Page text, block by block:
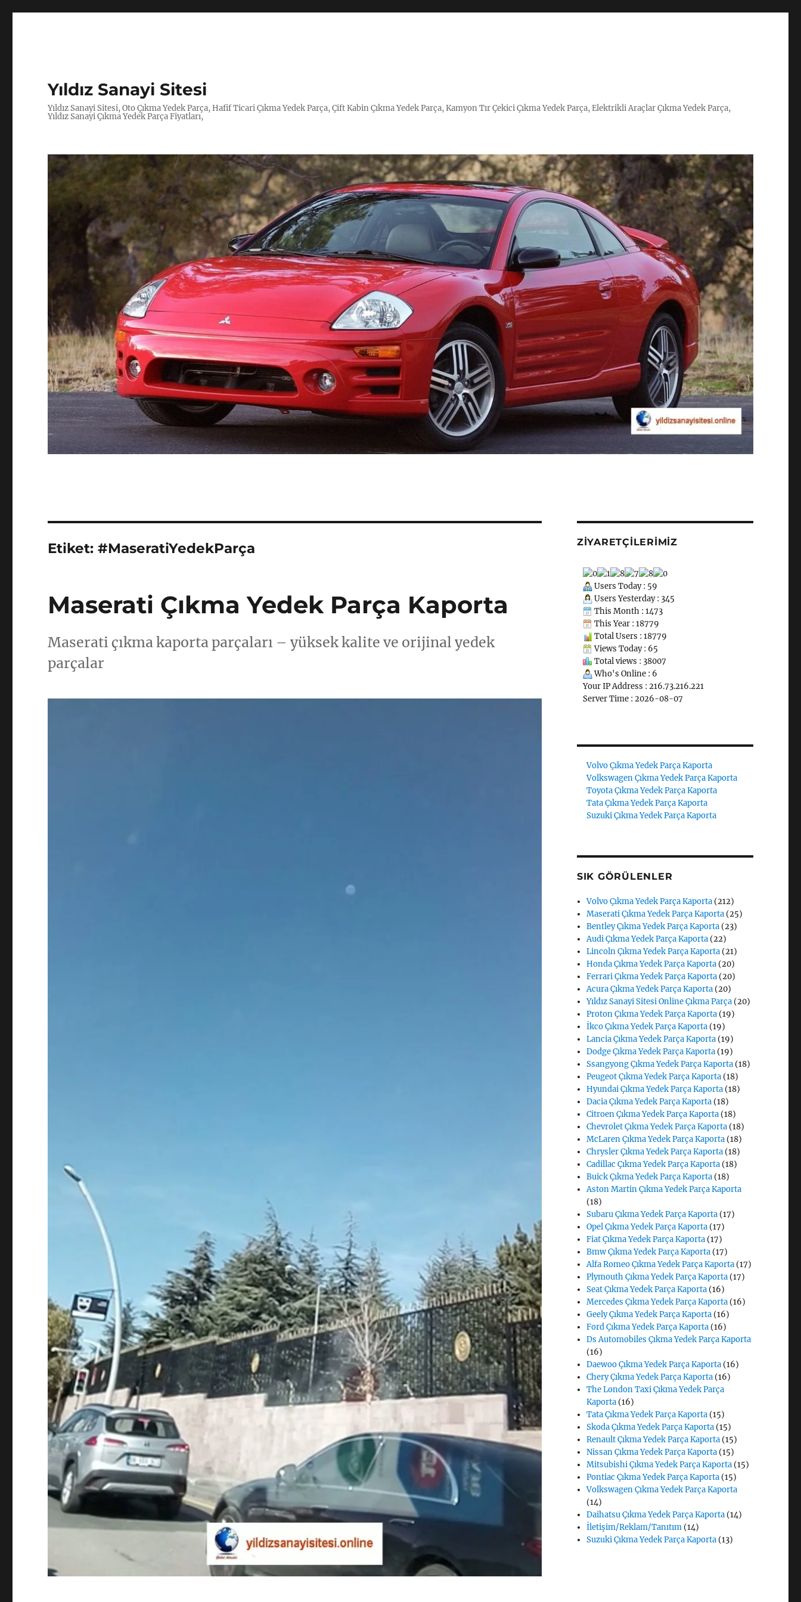
Yıldız Sanayi Sitesi
Yıldız Sanayi Sitesi, Oto Çıkma Yedek Parça, Hafif Ticari Çıkma Yedek Parça, Çift Kabin Çıkma Yedek Parça, Kamyon Tır Çekici Çıkma Yedek Parça, Elektrikli Araçlar Çıkma Yedek Parça,
Yıldız Sanayi Çıkma Yedek Parça Fiyatları,
Etiket:#MaseratiYedekParça
Maserati Çıkma Yedek Parça Kaporta
Maserati çıkma kaporta parçaları – yüksek kalite ve orijinal yedek
parçalar
ZIYARETÇILERIMIZ
Users Today : 59
Users Yesterday : 345
This Month : 1473
This Year : 18779
Total Users : 18779
Views Today : 65
Total views : 38007
Who's Online : 6
Your IP Address : 216.73.216.221
Server Time : 2026-08-07
Volvo Çıkma Yedek Parça Kaporta
Volkswagen Çıkma Yedek Parça Kaporta
Toyota Çıkma Yedek Parça Kaporta
Tata Çıkma Yedek Parça Kaporta
Suzuki Çıkma Yedek Parça Kaporta
SIK GÖRÜLENLER
Volvo Çıkma Yedek Parça Kaporta (212)
Maserati Çıkma Yedek Parça Kaporta (25)
Bentley Çıkma Yedek Parça Kaporta (23)
Audi Çıkma Yedek Parça Kaporta (22)
Lincoln Çıkma Yedek Parça Kaporta (21)
Honda Çıkma Yedek Parça Kaporta (20)
Ferrari Çıkma Yedek Parça Kaporta (20)
Acura Çıkma Yedek Parça Kaporta (20)
Yıldız Sanayi Sitesi Online Çıkma Parça (20)
Proton Çıkma Yedek Parça Kaporta (19)
İkco Çıkma Yedek Parça Kaporta (19)
Lancia Çıkma Yedek Parça Kaporta (19)
Dodge Çıkma Yedek Parça Kaporta (19)
Ssangyong Çıkma Yedek Parça Kaporta (18)
Peugeot Çıkma Yedek Parça Kaporta (18)
Hyundai Çıkma Yedek Parça Kaporta (18)
Dacia Çıkma Yedek Parça Kaporta (18)
Citroen Çıkma Yedek Parça Kaporta (18)
Chevrolet Çıkma Yedek Parça Kaporta (18)
McLaren Çıkma Yedek Parça Kaporta (18)
Chrysler Çıkma Yedek Parça Kaporta (18)
Cadillac Çıkma Yedek Parça Kaporta (18)
Buick Çıkma Yedek Parça Kaporta (18)
Aston Martin Çıkma Yedek Parça Kaporta
(18)
Subaru Çıkma Yedek Parça Kaporta (17)
Opel Çıkma Yedek Parça Kaporta (17)
Fiat Çıkma Yedek Parça Kaporta (17)
Bmw Çıkma Yedek Parça Kaporta (17)
Alfa Romeo Çıkma Yedek Parça Kaporta (17)
Plymouth Çıkma Yedek Parça Kaporta (17)
Seat Çıkma Yedek Parça Kaporta (16)
Mercedes Çıkma Yedek Parça Kaporta (16)
Geely Çıkma Yedek Parça Kaporta (16)
Ford Çıkma Yedek Parça Kaporta (16)
Ds Automobiles Çıkma Yedek Parça Kaporta
(16)
Daewoo Çıkma Yedek Parça Kaporta (16)
Chery Çıkma Yedek Parça Kaporta (16)
The London Taxi Çıkma Yedek Parça
Kaporta (16)
Tata Çıkma Yedek Parça Kaporta (15)
Skoda Çıkma Yedek Parça Kaporta (15)
Renault Çıkma Yedek Parça Kaporta (15)
Nissan Çıkma Yedek Parça Kaporta (15)
Mitsubishi Çıkma Yedek Parça Kaporta (15)
Pontiac Çıkma Yedek Parça Kaporta (15)
Volkswagen Çıkma Yedek Parça Kaporta
(14)
Daihatsu Çıkma Yedek Parça Kaporta (14)
İletişim/Reklam/Tanıtım (14)
Suzuki Çıkma Yedek Parça Kaporta (13)